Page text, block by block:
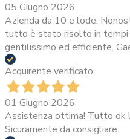
05 Giugno 2026
Azienda da 10 e lode.
tutto è stato risolto in tempi
gentilissimo ed efficiente.
Acquirente verificato
01 Giugno 2026
Assistenza ottima! Tutto ok
Sicuramente da consigliare.